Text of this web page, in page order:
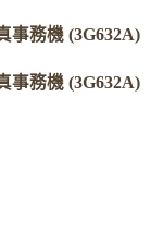
事務機 (3G632A)
事務機 (3G632A)